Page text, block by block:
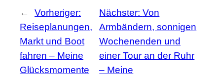
←
Vorheriger:
Reiseplanungen,
Markt und Boot
fahren – Meine
Glücksmomente
Nächster:Von
Armbändern, sonnigen
Wochenenden und
einer Tour an der Ruhr
– Meine